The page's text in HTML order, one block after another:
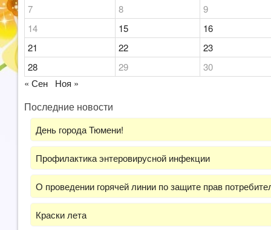
7
8
9
14
15
16
21
22
23
28
29
30
« Сен
Ноя »
Последние новости
День города Тюмени!
Профилактика энтеровирусной инфекции
О проведении горячей линии по защите прав
Краски лета